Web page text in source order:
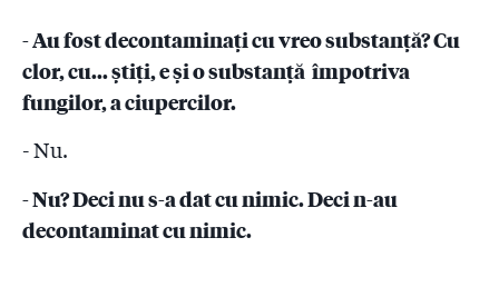
- Au fost decontaminați cu vreo substanță? Cu
clor, cu... știți, e și osubstanță împotriva
fungilor, a ciupercilor.
- Nu.
- Nu? Deci nu s-a dat cu nimic. Deci n-au
decontaminat cu nimic.